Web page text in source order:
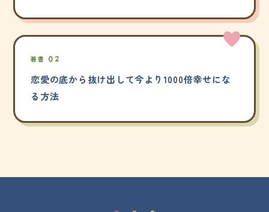
著書 02
恋愛の底から抜け出して今より1000倍幸せにな
る方法